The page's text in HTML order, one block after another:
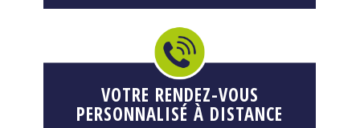
VOTRE RENDEZ-VOUS
PERSONNALISÉ À DISTANCE